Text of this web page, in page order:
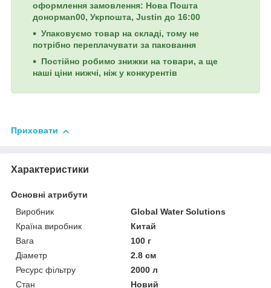
оформлення замовлення: Нова Пошта
донормan00, Укрпошта, Justin до 16:00
Упаковуємо товар на складі, тому не
потрібно переплачувати за паковання
Постійно робимо знижки на товари, а ще
наші ціни нижчі, ніж у конкурентів
Приховати
Характеристики
Основні атрибути
Виробник
Global Water Solutions
Країна виробник
Китай
Вага
100 г
Діаметр
2.8 см
Ресурс фільтру
2000 л
Стан
Новий